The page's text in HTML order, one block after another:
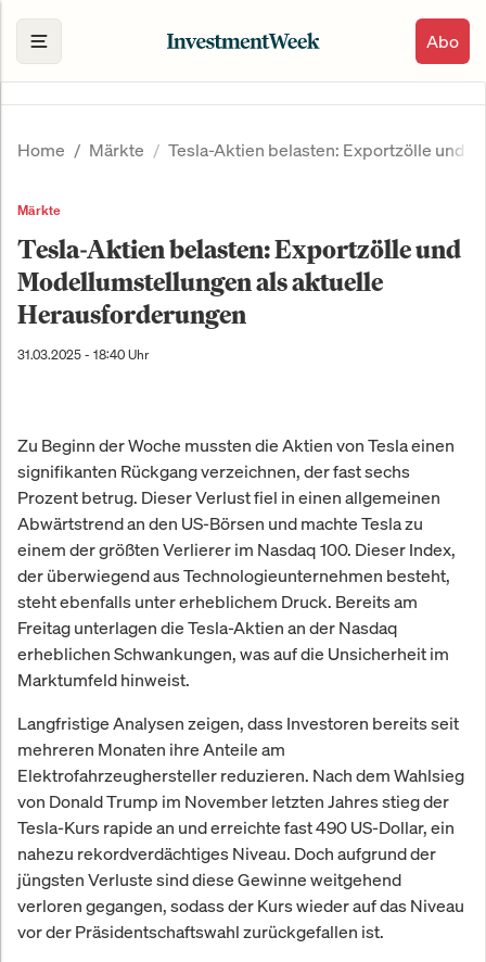
Abo
Home Märkte Tesla-Aktien belasten: Exportzölle und
Märkte
Tesla-Aktien belasten: Exportzölle und
Modellumstellungen als aktuelle
Herausforderungen
31.03.2025 - 18:40 Uhr
Zu Beginn der Woche mussten die Aktien von Tesla einen
signifikanten Rückgang verzeichnen, der fast sechs
Prozent betrug. Dieser Verlust fiel in einen allgemeinen
Abwärtstrend an den US-Börsen und machte Tesla zu
einem der größten Verlierer im Nasdaq 100. Dieser Index,
der überwiegend aus Technologieunternehmen besteht,
steht ebenfalls unter erheblichem Druck. Bereits am
Freitag unterlagen die Tesla-Aktien an der Nasdaq
erheblichen Schwankungen, was auf die Unsicherheit im
Marktumfeld hinweist.
Langfristige Analysen zeigen, dass Investoren bereits seit
mehreren Monaten ihre Anteile am
Elektrofahrzeughersteller reduzieren. Nach dem Wahlsieg
von Donald Trump im November letzten Jahres stieg der
Tesla-Kurs rapide an und erreichte fast 490 US-Dollar, ein
nahezu rekordverdächtiges Niveau. Doch aufgrund der
jüngsten Verluste sind diese Gewinne weitgehend
verloren gegangen, sodass der Kurs wieder auf das Niveau
vor der Präsidentschaftswahl zurückgefallen ist.